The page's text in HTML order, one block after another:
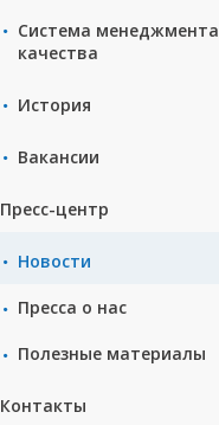
Система менеджмента
качества
История
Вакансии
Пресс-центр
Новости
Пресса о нас
Полезные материалы
Контакты